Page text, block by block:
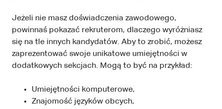
Jeżeli nie masz doświadczenia zawodowego,
powinnaś pokazać rekruterom, dlaczego wyróżniasz
się na tle innych kandydatów. Aby to zrobić, możesz
zaprezentować swoje unikatowe umiejętności w
dodatkowych sekcjach. Mogą to być na przykład:
Umiejętności komputerowe,
Znajomość języków obcych,